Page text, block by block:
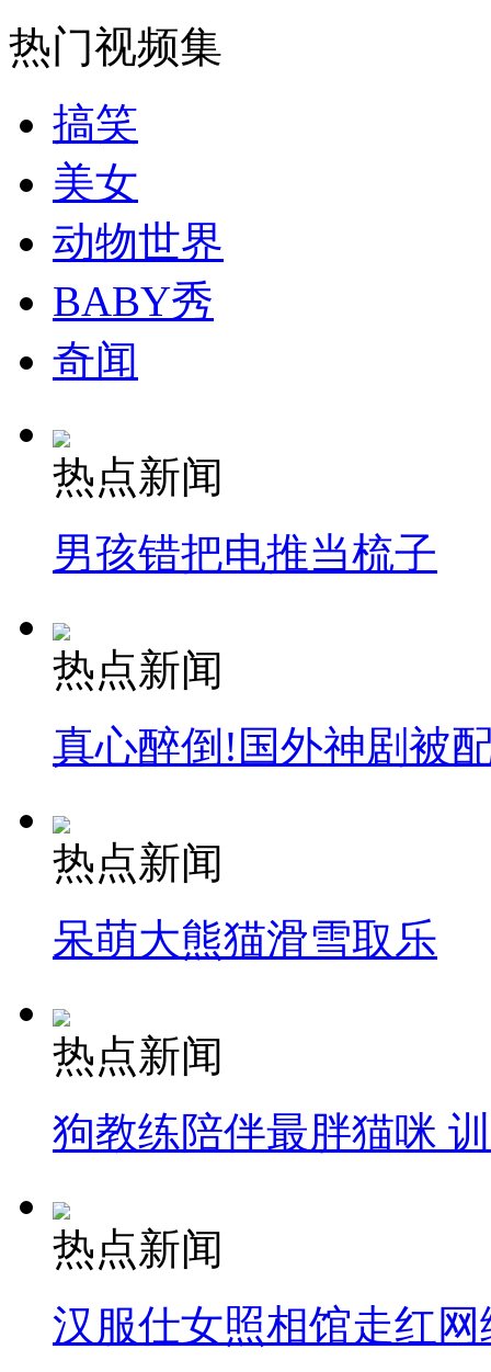
消防员救轻生者 花炮节热闹非凡
纽约上演“枕头大战”
司机酒驾遇交警 急速倒车逃窜
热门视频集
搞笑
美女
动物世界
BABY秀
奇闻
热点新闻
男孩错把电推当梳子
热点新闻
真心醉倒!国外神剧被
热点新闻
呆萌大熊猫滑雪取乐
热点新闻
狗教练陪伴最胖猫咪
热点新闻
汉服仕女照相馆走红网